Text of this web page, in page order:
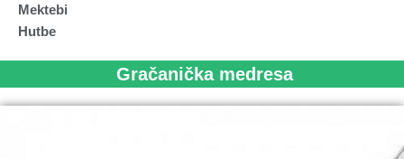
Mektebi
Hutbe
Gračanička medresa